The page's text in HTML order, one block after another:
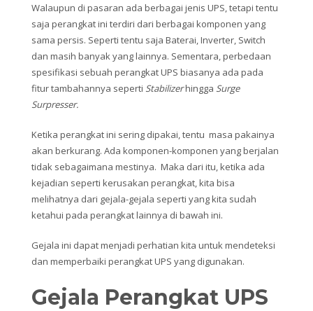
Walaupun di pasaran ada berbagai jenis UPS, tetapi tentu
saja perangkat ini terdiri dari berbagai komponen yang
sama persis. Seperti tentu saja Baterai, Inverter, Switch
dan masih banyak yang lainnya. Sementara, perbedaan
spesifikasi sebuah perangkat UPS biasanya ada pada
fitur tambahannya seperti Stabilizerhingga Surge
Surpresser.
Ketika perangkat ini sering dipakai, tentu masa pakainya
akan berkurang. Ada komponen-komponen yang berjalan
tidak sebagaimana mestinya. Maka dari itu, ketika ada
kejadian seperti kerusakan perangkat, kita bisa
melihatnya dari gejala-gejala seperti yang kita sudah
ketahui pada perangkat lainnya di bawah ini.
Gejala ini dapat menjadi perhatian kita untuk mendeteksi
dan memperbaiki perangkat UPS yang digunakan.
Gejala Perangkat UPS